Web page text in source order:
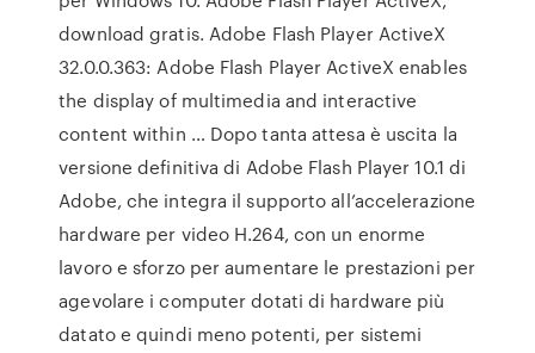
download gratis. Adobe Flash Player ActiveX
32.0.0.363: Adobe Flash Player ActiveX enables
the display of multimedia and interactive
content within … Dopo tanta attesa è uscita la
versione definitiva di Adobe Flash Player 10.1 di
Adobe, che integra il supporto all’accelerazione
hardware per video H.264, con un enorme
lavoro e sforzo per aumentare le prestazioni per
agevolare i computer dotati di hardware più
datato e quindi meno potenti, per sistemi